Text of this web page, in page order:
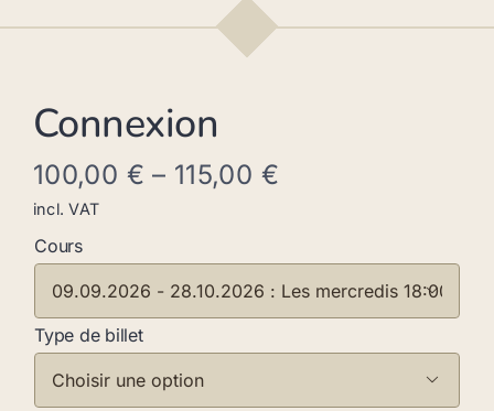
Connexion
100,00 € – 115,00 €
incl. VAT
Cours

Type de billet
